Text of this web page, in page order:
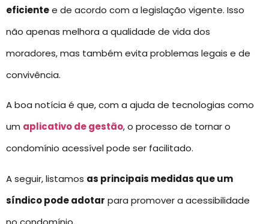
eficientee de acordo com a legislação vigente. Isso
não apenas melhora a qualidade de vida dos
moradores, mas também evita problemas legais e de
convivência.
A boa notícia é que, com a ajuda de tecnologias como
um aplicativo de gestão, o processo de tornar o
condomínio acessível pode ser facilitado.
A seguir, listamos as principais medidas que um
síndico pode adotar para promover a acessibilidade